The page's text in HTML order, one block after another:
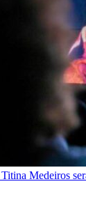
Medeiros